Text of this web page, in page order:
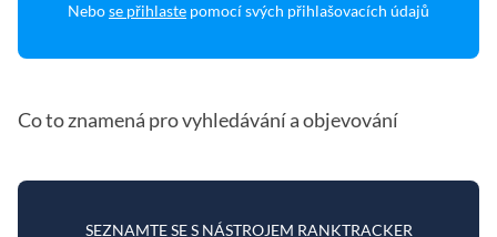
Nebose přihlaste pomocí svých přihlašovacích údajů
Co to znamená pro vyhledávání a objevování
SEZNAMTE SE S NÁSTROJEM RANKTRACKER